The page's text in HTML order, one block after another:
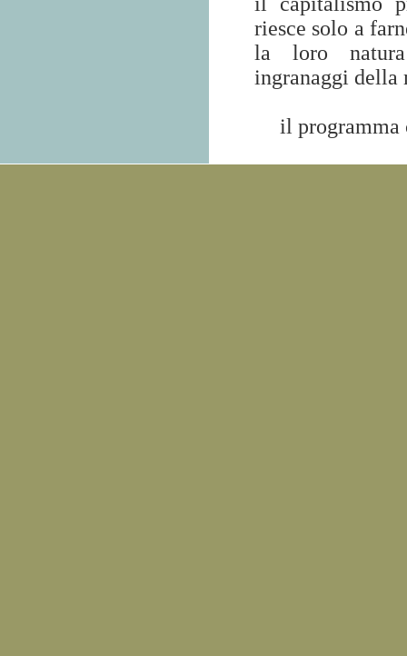
riesce solo a
la loro natura
ingranaggi della
il programma